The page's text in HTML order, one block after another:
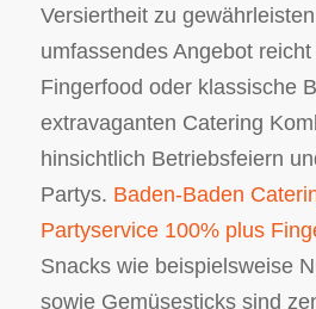
Versiertheit zu
umfassendes Angebot
Fingerfood oder klassische
extravaganten Catering
hinsichtlich Betriebsfeiern
Partys. Baden-Baden
Partyservice 100% plus
Snacks wie beispielsweise
sowie Gemüsesticks sind